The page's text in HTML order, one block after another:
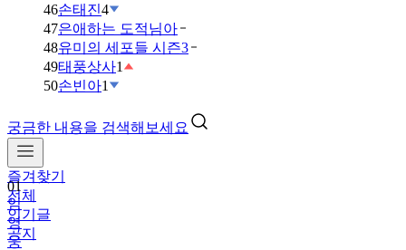
46손태진4
47은애하는 도적님아
48유미의 세포들 시즌3
49태풍상사1
50손빈아1
궁금한 내용을 검색해보세요
즐겨찾기
전체
인기글
공지
01
임
영
웅